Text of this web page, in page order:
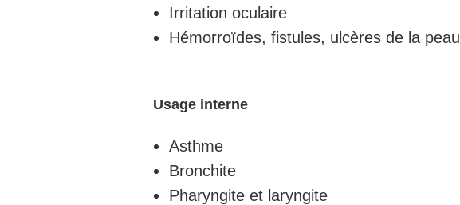
Irritation oculaire
Hémorroïdes, fistules, ulcères de la peau
Usage interne
Asthme
Bronchite
Pharyngite et laryngite